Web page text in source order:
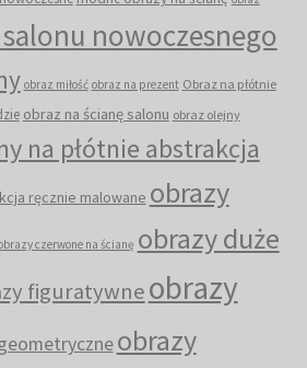
nowoczesnego
obraz miłość obraz na prezent Obraz na płótnie
obraz na ścianę salonu obraz olejny
na płótnie abstrakcja
ręcznie malowane obrazy
czerwone na ścianę obrazy duże
figuratywneobrazy
obrazy